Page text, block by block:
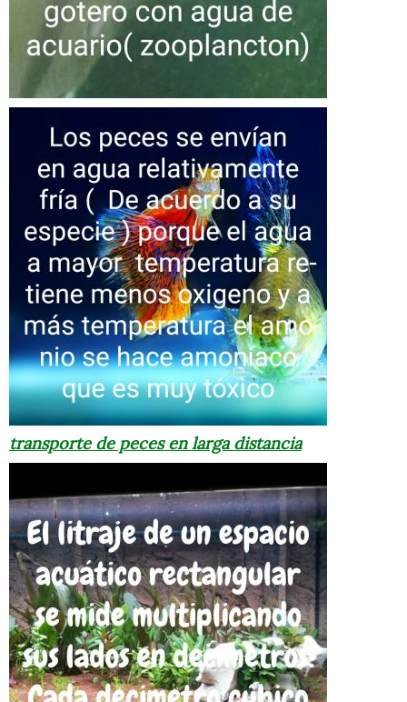
transporte de peces en larga distancia